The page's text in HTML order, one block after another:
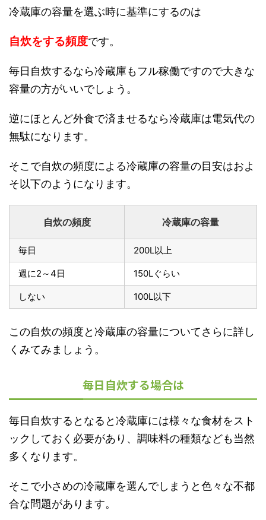
冷蔵庫の容量を選ぶ時に基準にするのは
自炊をする頻度です。
毎日自炊するなら冷蔵庫もフル稼働ですので大きな
容量の方がいいでしょう。
逆にほとんど外食で済ませるなら冷蔵庫は電気代の
無駄になります。
そこで自炊の頻度による冷蔵庫の容量の目安はおよ
そ以下のようになります。
自炊の頻度 冷蔵庫の容量
毎日 200L以上
週に2～4日 150Lぐらい
しない 100L以下
この自炊の頻度と冷蔵庫の容量についてさらに詳し
くみてみましょう。
毎日自炊する場合は
毎日自炊するとなると冷蔵庫には様々な食材をスト
ックしておく必要があり、調味料の種類なども当然
多くなります。
そこで小さめの冷蔵庫を選んでしまうと色々な不都
合な問題があります。